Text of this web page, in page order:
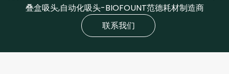
叠盒吸头,自动化吸头-BIOFOUNT范德耗材制造商
联系我们